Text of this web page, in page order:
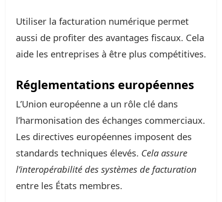
Utiliser la facturation numérique permet
aussi de profiter des avantages fiscaux. Cela
aide les entreprises à être plus compétitives.
Réglementations européennes
L’Union européenne a un rôle clé dans
l’harmonisation des échanges commerciaux.
Les directives européennes imposent des
standards techniques élevés. Cela assure
l’interopérabilité des systèmes de facturation
entre les États membres.